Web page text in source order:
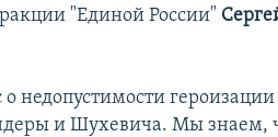
"Единой России"
о недопустимости
и Шухевича. Мы знаем,